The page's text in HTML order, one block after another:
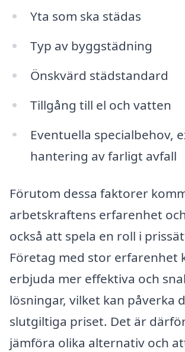
Yta som ska städas
Typ av byggstädning
Önskvärd städstandard
Tillgång till el och vatten
Eventuella specialbehov,
hantering av farligt avfall
Förutom dessa faktorer
arbetskraftens erfarenhet
också att spela en roll i
Företag med stor erfarenhet
erbjuda mer effektiva och
lösningar, vilket kan påverka
slutgiltiga priset. Det är
jämföra olika alternativ och